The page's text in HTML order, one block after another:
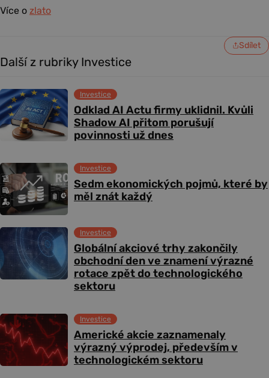
Více o zlato
Sdílet
Další z rubriky Investice
Odklad AI Actu firmy uklidnil. Kvůli
Shadow AI přitom porušují
povinnosti už dnes
Investice
Sedm ekonomických pojmů, které by
měl znát každý
Investice
Globální akciové trhy zakončily
obchodní den ve znamení výrazné
rotace zpět do technologického
sektoru
Investice
Americké akcie zaznamenaly
výrazný výprodej, především v
technologickém sektoru
Investice